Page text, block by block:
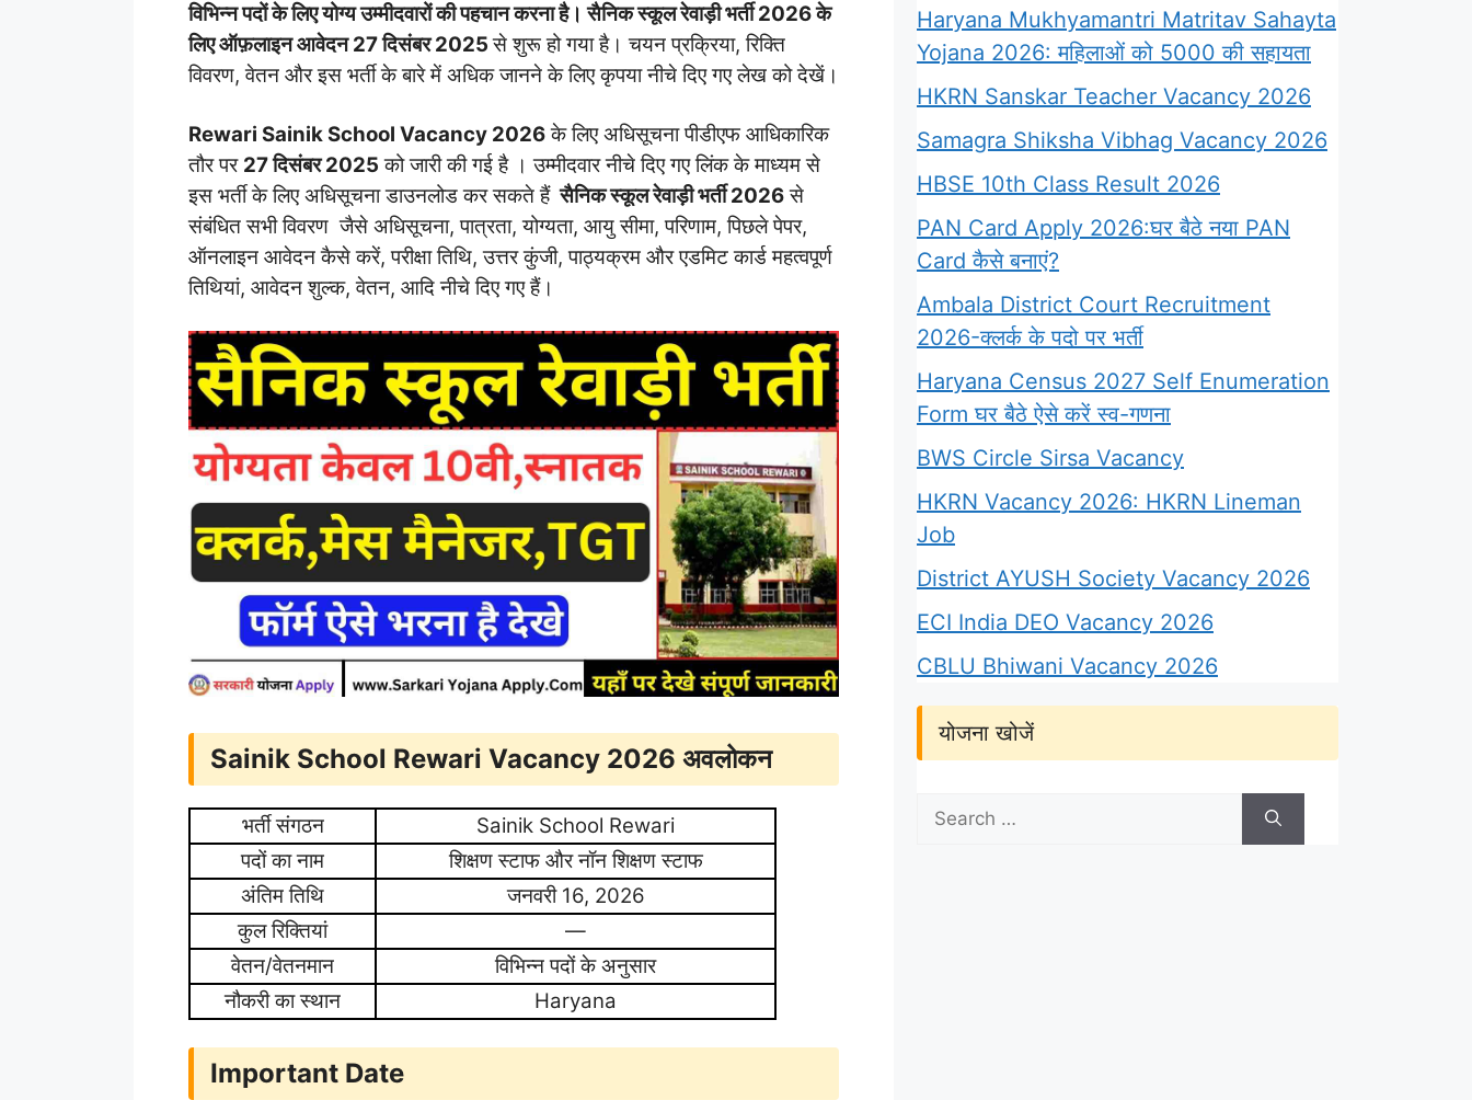
विभिन्न पदों के लिए योग्य उम्मीदवारों की पहचान करना है। सैनिक स्कूल रेवाड़ी भर्ती 2026 के
लिए ऑफ़लाइन आवेदन 27 दिसंबर 2025से शुरू हो गया है। चयन प्रक्रिया, रिक्ति
विवरण, वेतन और इस भर्ती के बारे में अधिक जानने के लिए कृपया नीचे दिए गए लेख को देखें।
Rewari Sainik School Vacancy 2026के लिए अधिसूचना पीडीएफ आधिकारिक
तौर पर 27 दिसंबर 2025 को जारी की गई है । उम्मीदवार नीचे दिए गए लिंक के माध्यम से
इस भर्ती के लिए अधिसूचना डाउनलोड कर सकते हैं सैनिक स्कूल रेवाड़ीभर्ती 2026से
संबंधित सभी विवरण जैसे अधिसूचना, पात्रता, योग्यता, आयु सीमा, परिणाम, पिछले पेपर,
ऑनलाइन आवेदन कैसे करें, परीक्षा तिथि, उत्तर कुंजी, पाठ्यक्रम और एडमिट कार्ड महत्वपूर्ण
तिथियां, आवेदन शुल्क, वेतन, आदि नीचे दिए गए हैं।
Sainik School Rewari Vacancy 2026 अवलोकन
भर्ती संगठन
Sainik School Rewari
पदों का नाम
शिक्षण स्टाफ और नॉन शिक्षण स्टाफ
अंतिम तिथि
जनवरी 16, 2026
कुल रिक्तियां
—
वेतन/वेतनमान
विभिन्न पदों के अनुसार
नौकरी का स्थान
Haryana
Important Date
Haryana Mukhyamantri Matritav Sahayta
Yojana 2026: महिलाओं को 5000 की सहायता
HKRN Sanskar Teacher Vacancy 2026
Samagra Shiksha Vibhag Vacancy 2026
HBSE 10th Class Result 2026
PAN Card Apply 2026:घर बैठे नया PAN
Card कैसे बनाएं?
Ambala District Court Recruitment
2026-क्लर्क के पदो पर भर्ती
Haryana Census 2027 Self Enumeration
Form घर बैठे ऐसे करें स्व-गणना
BWS Circle Sirsa Vacancy
HKRN Vacancy 2026: HKRN Lineman
Job
District AYUSH Society Vacancy 2026
ECI India DEO Vacancy 2026
CBLU Bhiwani Vacancy 2026
योजना खोजें
Search
for: